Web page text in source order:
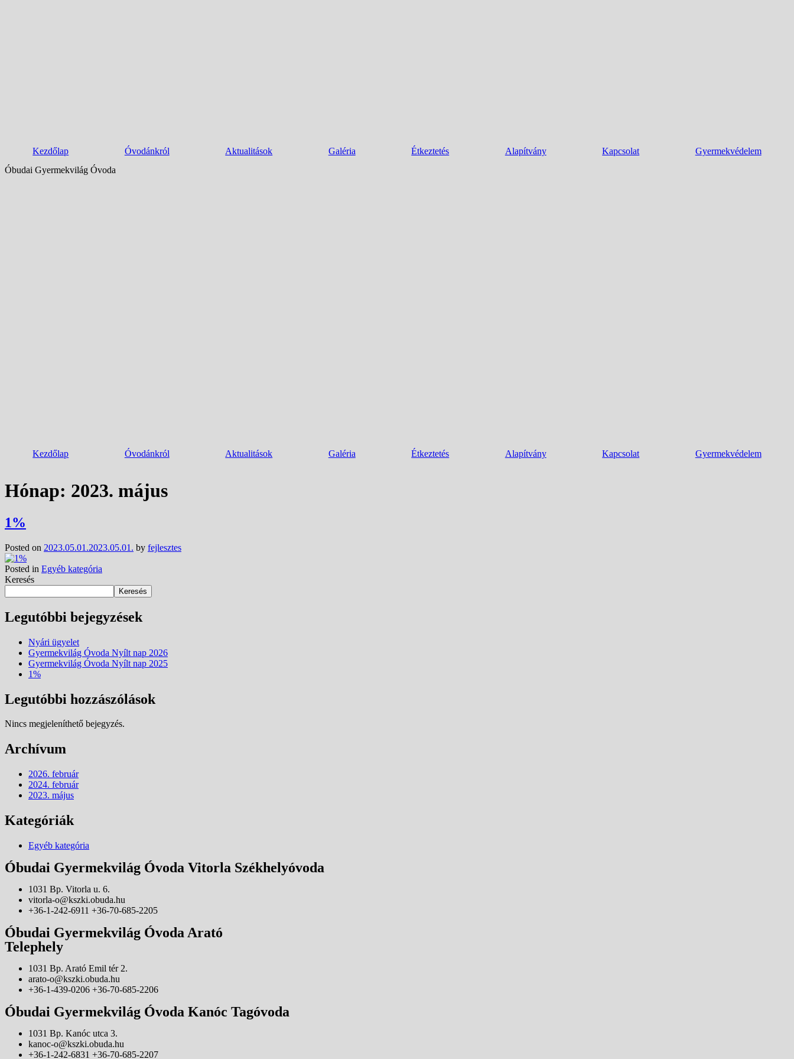
Kezdőlap Óvodánkról Aktualitások Galéria Étkeztetés Alapítvány Kapcsolat
Gyermekvédelem
Óbudai Gyermekvilág Óvoda
Kezdőlap Óvodánkról Aktualitások Galéria Étkeztetés Alapítvány Kapcsolat Gyermekvédelem
Hónap: 2023. május
1%
Posted on 2023.05.01.2023.05.01. by fejlesztes
Posted in Egyéb kategória
Keresés
Keresés
Legutóbbi bejegyzések
Nyári ügyelet
Gyermekvilág Óvoda Nyílt nap 2026
Gyermekvilág Óvoda Nyílt nap 2025
1%
Legutóbbi hozzászólások
Nincs megjeleníthető bejegyzés.
Archívum
2026. február
2024. február
2023. május
Kategóriák
Egyéb kategória
Óbudai Gyermekvilág Óvoda Vitorla Székhelyóvoda
1031 Bp. Vitorla u. 6.
vitorla-o@kszki.obuda.hu
+36-1-242-6911 +36-70-685-2205
Óbudai Gyermekvilág Óvoda Arató
Telephely
1031 Bp. Arató Emil tér 2.
arato-o@kszki.obuda.hu
+36-1-439-0206 +36-70-685-2206
Óbudai Gyermekvilág Óvoda Kanóc Tagóvoda
1031 Bp. Kanóc utca 3.
kanoc-o@kszki.obuda.hu
+36-1-242-6831 +36-70-685-2207